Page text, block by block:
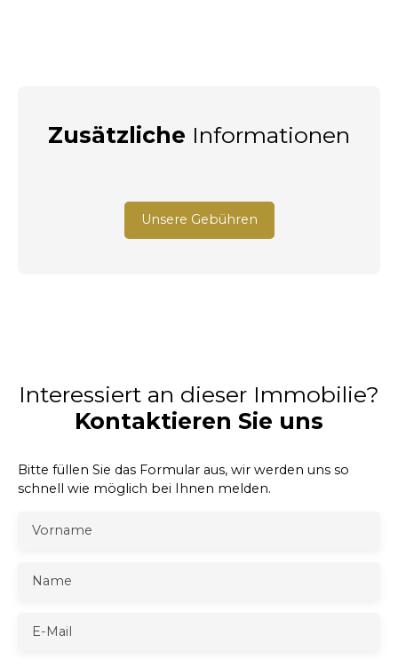
Zusätzliche Informationen
Unsere Gebühren
Interessiert an dieser Immobilie?
Kontaktieren Sie uns
Bitte füllen Sie das Formular aus, wir werden uns so
schnell wie möglich bei Ihnen melden.
Vorname
Name
E-Mail